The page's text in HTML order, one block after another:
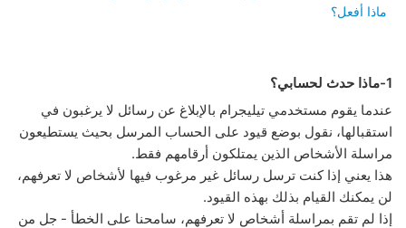
ماذا أفعل؟
1-ماذا حدث لحسابي؟
عندما يقوم مستخدمي تيليجرام بالإبلاغ عن رسائل لا يرغبون في
استقبالها، نقول بوضع قيود على الحساب المرسل بحيث يستطيعون
مراسلة الأشخاص الذين يمتلكون أرقامهم فقط.
هذا يعني إذا كنت ترسل رسائل غير مرغوب فيها لأشخاص لا تعرفهم،
لن يمكنك القيام بذلك بهذه القيود.
إذا لم تقم بمراسلة أشخاص لا تعرفهم، سامحنا على الخطأ - جل من